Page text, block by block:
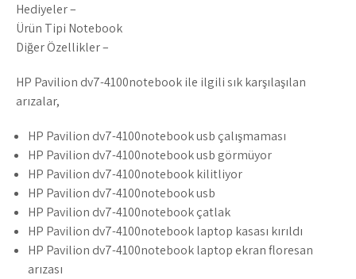
Hediyeler –
Ürün Tipi Notebook
Diğer Özellikler –
HP Pavilion dv7-4100notebook ile ilgili sık karşılaşılan
arızalar,
HP Pavilion dv7-4100notebook usb çalışmaması
HP Pavilion dv7-4100notebook usb görmüyor
HP Pavilion dv7-4100notebook kilitliyor
HP Pavilion dv7-4100notebook usb
HP Pavilion dv7-4100notebook çatlak
HP Pavilion dv7-4100notebook laptop kasası kırıldı
HP Pavilion dv7-4100notebook laptop ekran floresan
arızası